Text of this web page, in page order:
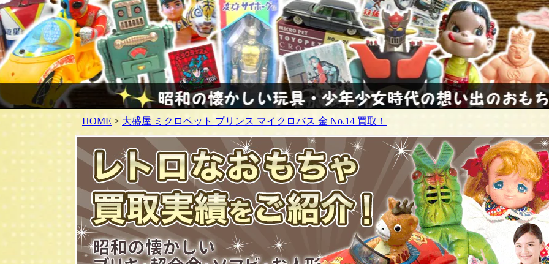
HOME > 大盛屋 ミクロペット プリンス マイクロバス 金 No.14 買取！